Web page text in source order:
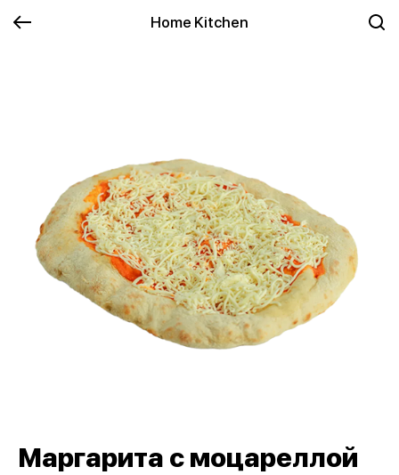
Home Kitchen
Маргарита с моцареллой